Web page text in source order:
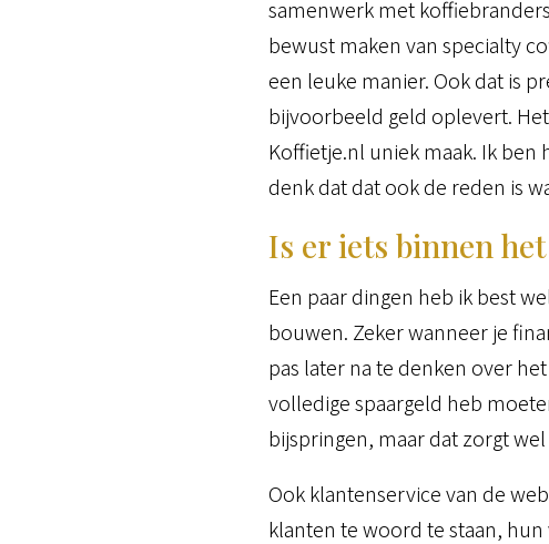
samenwerk met
bewust maken van specialty
een leuke manier. Ook dat is
bijvoorbeeld geld oplevert.
Koffietje.nl uniek maak. Ik ben
denk dat dat ook de reden is
Is er iets binnen
Een paar dingen heb ik best
bouwen. Zeker wanneer je
pas later na te denken over
volledige spaargeld heb
bijspringen, maar dat zorgt
Ook klantenservice van de
klanten te woord te staan,